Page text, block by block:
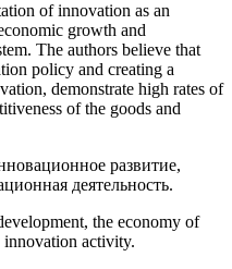
of innovation as an
growth and
The authors believe that
policy and creating a
demonstrate high rates of
of the goods and
развитие,
деятельность.
the economy of
innovation activity.